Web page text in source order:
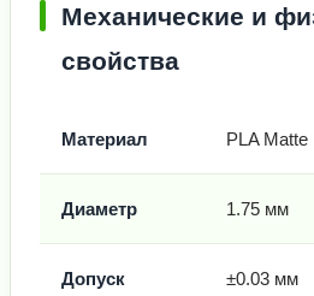
Механические и
свойства
Материал PLA Matte
Диаметр 1.75 мм
Допуск
±0.03 мм